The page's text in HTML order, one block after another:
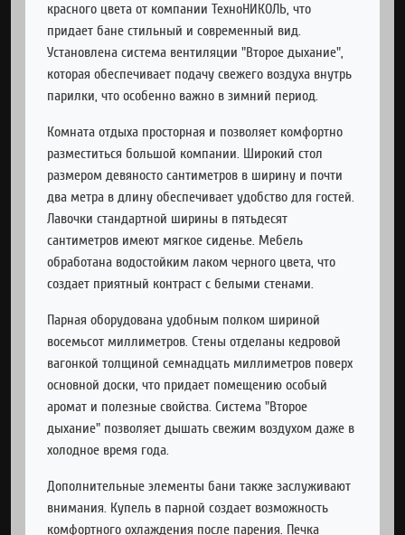
красного цвета от компании ТехноНИКОЛЬ, что
придает бане стильный и современный вид.
Установлена система вентиляции "Второе дыхание",
которая обеспечивает подачу свежего воздуха внутрь
парилки, что особенно важно в зимний период.
Комната отдыха просторная и позволяет комфортно
разместиться большой компании. Широкий стол
размером девяносто сантиметров в ширину и почти
два метра в длину обеспечивает удобство для гостей.
Лавочки стандартной ширины в пятьдесят
сантиметров имеют мягкое сиденье. Мебель
обработана водостойким лаком черного цвета, что
создает приятный контраст с белыми стенами.
Парная оборудована удобным полком шириной
восемьсот миллиметров. Стены отделаны кедровой
вагонкой толщиной семнадцать миллиметров поверх
основной доски, что придает помещению особый
аромат и полезные свойства. Система "Второе
дыхание" позволяет дышать свежим воздухом даже в
холодное время года.
Дополнительные элементы бани также заслуживают
внимания. Купель в парной создает возможность
комфортного охлаждения после парения. Печка